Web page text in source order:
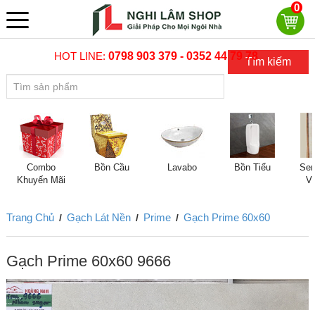
0
HOT LINE:0798 903 379 - 0352 44 79 78Tìm kiếm
Combo
Khuyến Mãi
Bồn Cầu Lavabo Bồn Tiểu
Trang Chủ / Gạch Lát Nền / Prime / Gạch Prime 60x60
Gạch Prime 60x60 9666